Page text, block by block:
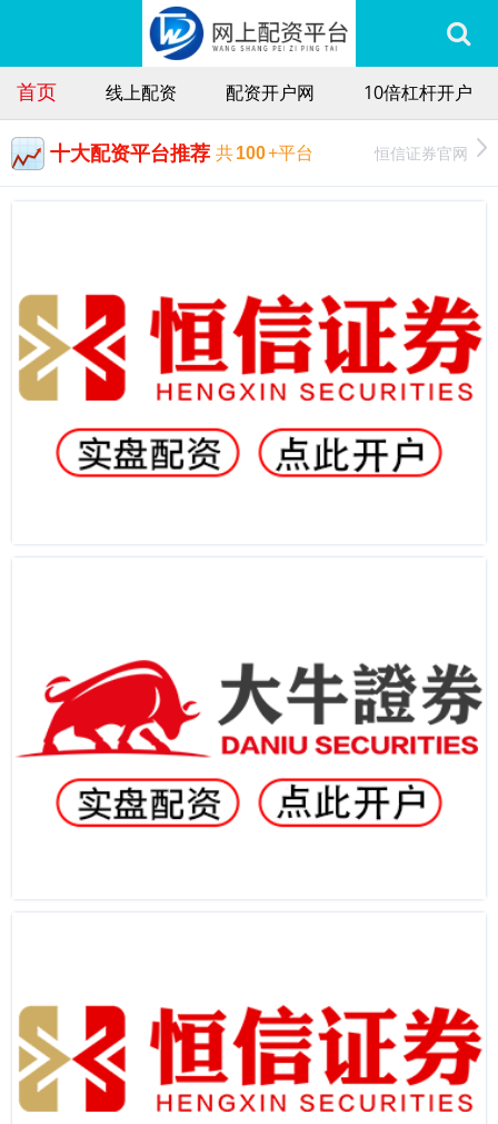
首页 线上配资 配资开户网 10倍杠杆开户
十大配资平台推荐 共100+平台 恒信证券官网